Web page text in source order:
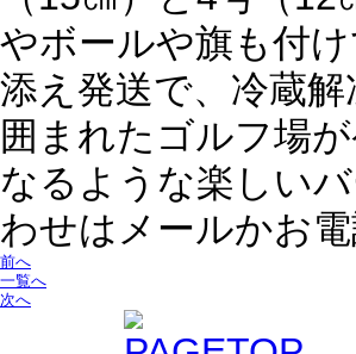
やボールや旗も付
添え発送で、冷蔵
囲まれたゴルフ場
なるような楽しい
わせはメールかお
前へ
一覧へ
次へ